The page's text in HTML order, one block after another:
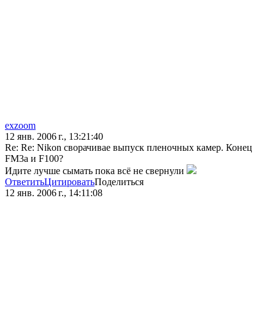
exzoom
12 янв. 2006 г., 13:21:40
Re: Re: Nikon сворачивае выпуск пленочных камер. Конец
FM3a и F100?
Идите лучше сымать пока всё не свернули
ОтветитьЦитироватьПоделиться
12 янв. 2006 г., 14:11:08